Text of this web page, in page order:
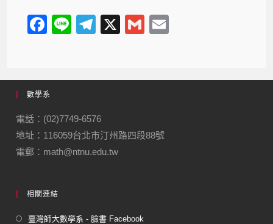
F
e
b
o
o
k
Li
T
gr
m
X
G
數學系
電話：(02)7749-6576
地址：116059台北市汀州路四段88號
電郵：math@ntnu.edu.tw
相關連結
臺灣師大數學系 - 臉書 Facebook